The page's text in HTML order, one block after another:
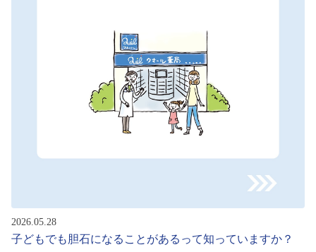
2026.05.28
子どもでも胆石になることがあるって知っていますか？